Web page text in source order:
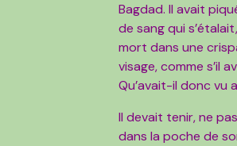
Bagdad. Il avait
de sang qui
mort dans une
visage, comme s’il
Qu’avait-il donc vu
Il devait tenir, ne
dans la poche de